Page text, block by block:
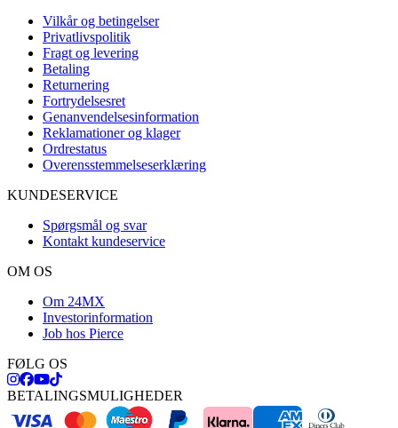
Vilkår og betingelser
Privatlivspolitik
Fragt og levering
Betaling
Returnering
Fortrydelsesret
Genanvendelsesinformation
Reklamationer og klager
Ordrestatus
Overensstemmelseserklæring
KUNDESERVICE
Spørgsmål og svar
Kontakt kundeservice
OM OS
Om 24MX
Investorinformation
Job hos Pierce
FØLG OS
BETALINGSMULIGHEDER